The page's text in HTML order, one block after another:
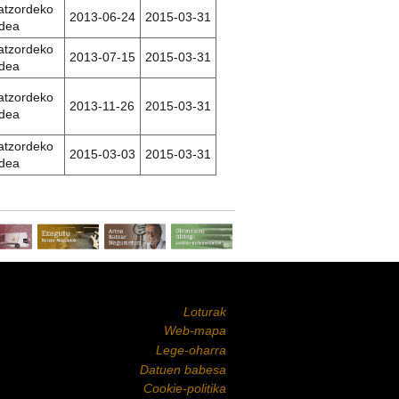
2013-06-24 2015-03-31
2013-07-15 2015-03-31
2013-11-26 2015-03-31
2015-03-03 2015-03-31
Loturak
Web-mapa
Lege-oharra
Datuen babesa
Cookie-politika